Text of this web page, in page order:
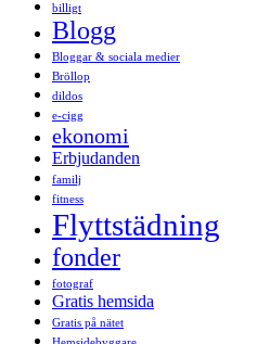
billigt
Blogg
Bloggar & sociala medier
Bröllop
dildos
e-cigg
ekonomi
Erbjudanden
familj
fitness
Flyttstädning
fonder
fotograf
Gratis hemsida
Gratis på nätet